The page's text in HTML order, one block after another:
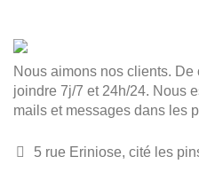
Nous aimons nos clients.
joindre 7j/7 et 24h/24. Nous
mails et messages dans les
5 rue Eriniose, cité les